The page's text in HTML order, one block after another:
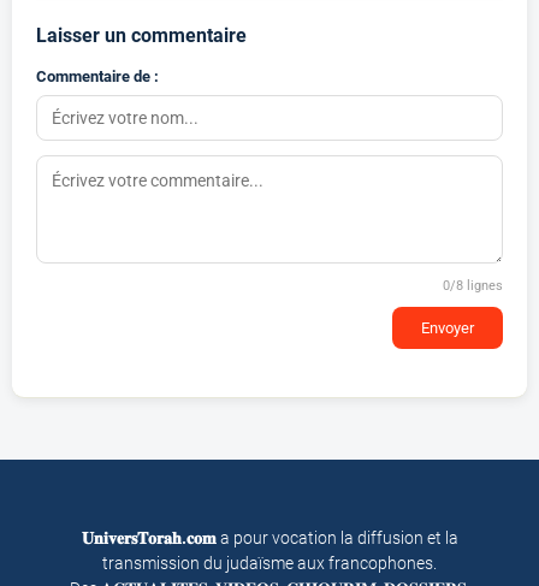
Laisser un commentaire
Commentaire de :
0/8 lignes
Envoyer
𝐔𝐧𝐢𝐯𝐞𝐫𝐬𝐓𝐨𝐫𝐚𝐡.𝐜𝐨𝐦a pour vocation la diffusion et la
transmission du judaïsme aux francophones.